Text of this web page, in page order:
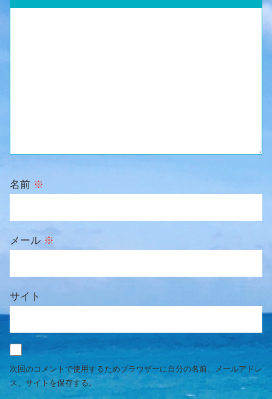
名前 ※
メール ※
サイト
次回のコメントで使用するためブラウザーに自分の名前、メールアドレ
ス、サイトを保存する。